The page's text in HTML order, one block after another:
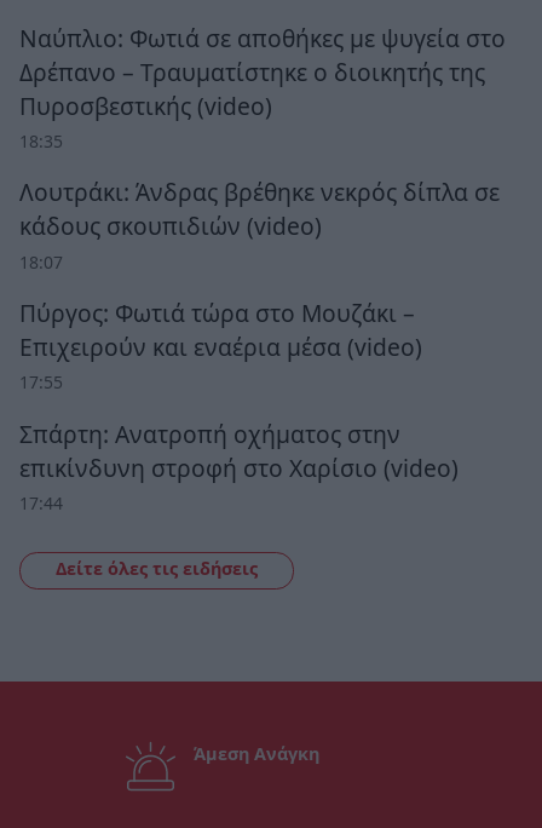
Ναύπλιο: Φωτιά σε αποθήκες με ψυγεία στο
Δρέπανο – Τραυματίστηκε ο διοικητής της
Πυροσβεστικής (video)
18:35
Λουτράκι: Άνδρας βρέθηκε νεκρός δίπλα σε
κάδους σκουπιδιών (video)
18:07
Πύργος: Φωτιά τώρα στο Μουζάκι –
Επιχειρούν και εναέρια μέσα (video)
17:55
Σπάρτη: Ανατροπή οχήματος στην
επικίνδυνη στροφή στο Χαρίσιο (video)
17:44
Δείτε όλες τις ειδήσεις
Άμεση Ανάγκη